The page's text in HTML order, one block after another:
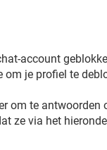
account
om je profiel te
om te antwoorden
ze via het